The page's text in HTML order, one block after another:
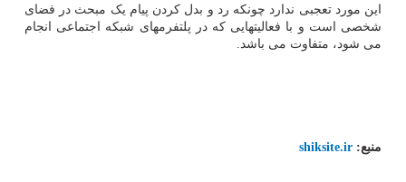
این مورد تعجبی ندارد چونکه رد و بدل کردن پیام یک مبحث در فضای
شخصی است و با فعالیتهایی که در پلتفرمهای شبکه اجتماعی انجام
می شود، متفاوت می باشد.
منبع: shiksite.ir